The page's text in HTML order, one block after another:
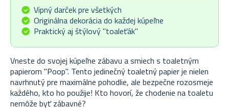
Vipný darček pre všetkých
Originálna dekorácia do každej kúpeľne
Praktický aj štýlový "toaleťák"
Vneste do svojej kúpeľne zábavu a smiech s toaletným
papierom "Poop". Tento jedinečný toaletný papier je nielen
navrhnutý pre maximálne pohodlie, ale bezpečne rozosmeje
každého, kto ho použije! Kto hovorí, že chodenie na toaletu
nemôže byť zábavné?